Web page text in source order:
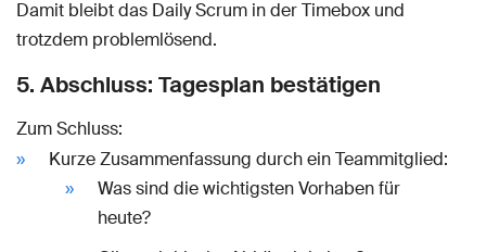
Damit bleibt das Daily Scrum in der Timebox und
trotzdem problemlösend.
5. Abschluss: Tagesplan bestätigen
Zum Schluss:
Kurze Zusammenfassung durch ein Teammitglied:
Was sind die wichtigsten Vorhaben für
heute?